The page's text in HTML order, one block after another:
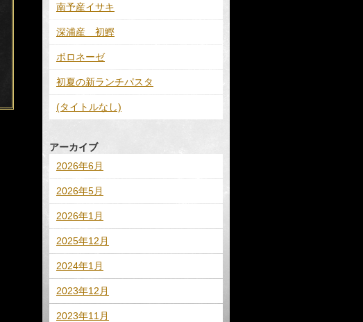
南予産イサキ
深浦産 初鰹
ボロネーゼ
初夏の新ランチパスタ
(タイトルなし)
アーカイブ
2026年6月
2026年5月
2026年1月
2025年12月
2024年1月
2023年12月
2023年11月